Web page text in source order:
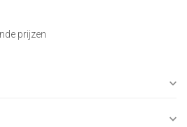
prijzen